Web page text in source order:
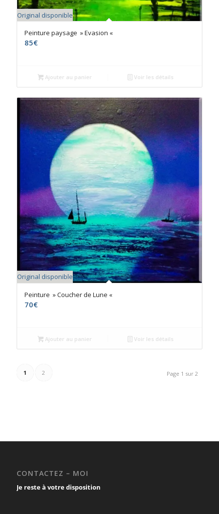
Original disponible
Peinture paysage » Evasion «
85€
Ajouter au panier Voir les détails
Original disponible
Peinture » Coucher de Lune «
70€
Ajouter au panier Voir les détails
Page 1 sur 2
1 2
CONTACTEZ – MOI
Je reste à votre disposition